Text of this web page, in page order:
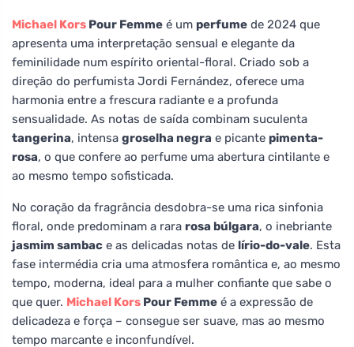
Michael Kors Pour Femme é um perfume de 2024 que
apresenta uma interpretação sensual e elegante da
feminilidade num espírito oriental-floral. Criado sob a
direção do perfumista Jordi Fernández, oferece uma
harmonia entre a frescura radiante e a profunda
sensualidade. As notas de saída combinam suculenta
tangerina, intensa groselha negra e picante pimenta-
rosa, o que confere ao perfume uma abertura cintilante e
ao mesmo tempo sofisticada.
No coração da fragrância desdobra-se uma rica sinfonia
floral, onde predominam a rara rosa búlgara, o inebriante
jasmim sambac e as delicadas notas de lírio-do-vale. Esta
fase intermédia cria uma atmosfera romântica e, ao mesmo
tempo, moderna, ideal para a mulher confiante que sabe o
que quer. Michael Kors Pour Femme é a expressão de
delicadeza e força – consegue ser suave, mas ao mesmo
tempo marcante e inconfundível.